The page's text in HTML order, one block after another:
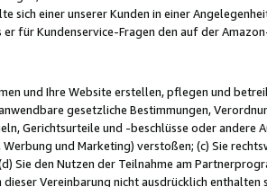
einer unserer Kunden in einer
für Kundenservice-Fragen den auf der
und Ihre Website erstellen, pflegen und
gesetzliche Bestimmungen,
Gerichtsurteile und -beschlüsse oder andere
und Marketing) verstoßen; (c) Sie
Sie den Nutzen der Teilnahme am
Vereinbarung nicht ausdrücklich enthalten